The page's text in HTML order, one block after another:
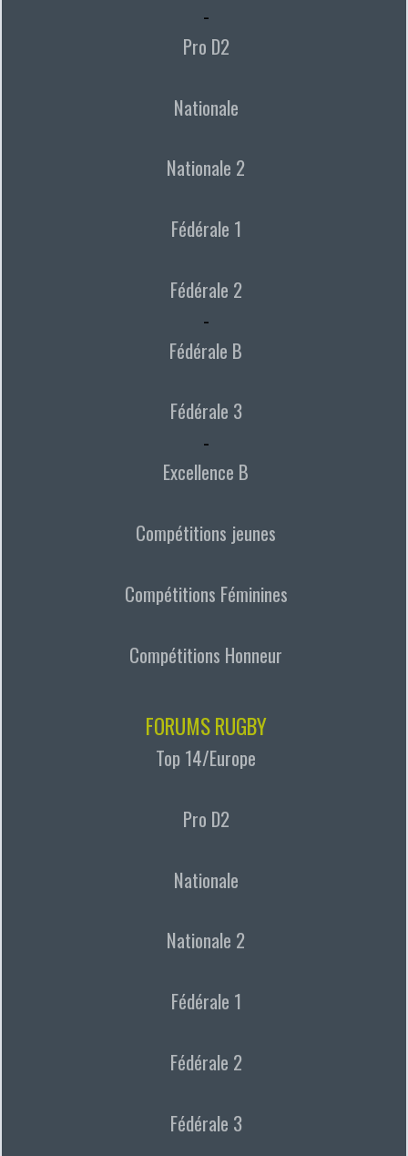
-
Pro D2
Nationale
Nationale 2
Fédérale 1
Fédérale 2
-
Fédérale B
Fédérale 3
-
Excellence B
Compétitions jeunes
Compétitions Féminines
Compétitions Honneur
FORUMS RUGBY
Top 14/Europe
Pro D2
Nationale
Nationale 2
Fédérale 1
Fédérale 2
Fédérale 3